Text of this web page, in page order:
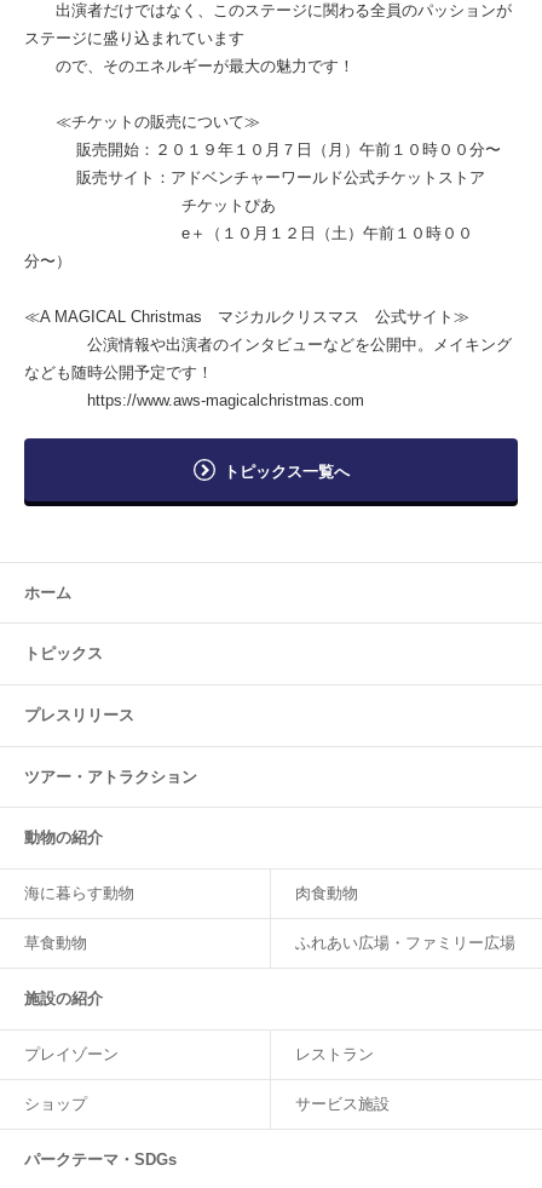
出演者だけではなく、このステージに関わる全員のパッションが
ステージに盛り込まれています
ので、そのエネルギーが最大の魅力です！
≪チケットの販売について≫
販売開始：２０１９年１０月７日（月）午前１０時００分〜
販売サイト：アドベンチャーワールド公式チケットストア
チケットぴあ
e＋（１０月１２日（土）午前１０時００
分〜）
≪A MAGICAL Christmas マジカルクリスマス 公式サイト≫
公演情報や出演者のインタビューなどを公開中。メイキング
なども随時公開予定です！
https://www.aws-magicalchristmas.com
トピックス一覧へ
ホーム
トピックス
プレスリリース
ツアー・ アトラクション
動物の紹介
海に暮らす動物 肉食動物
草食動物 ふれあい広場・ファミリー広場
施設の紹介
プレイゾーン レストラン
ショップ サービス施設
パークテーマ・SDGs